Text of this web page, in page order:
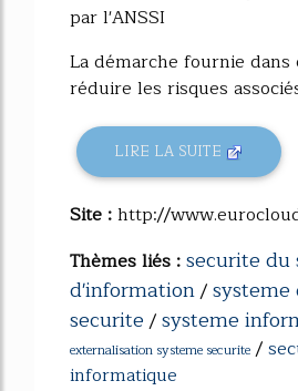
par l'ANSSI
La démarche fournie dans
réduire les risques
LIRE LA SUITE
Site :http://
Thèmes liés :securite du
d'information/
securite/systeme
externalisation systeme securite /
informatique